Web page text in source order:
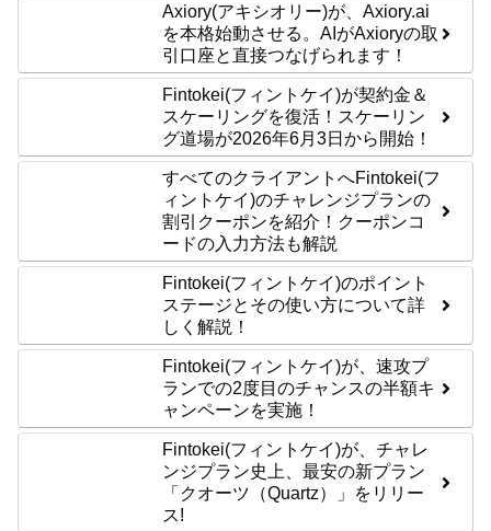
Axiory(アキシオリー)が、Axiory.ai
を本格始動させる。AIがAxioryの取
引口座と直接つなげられます！
Fintokei(フィントケイ)が契約金＆
スケーリングを復活！スケーリン
グ道場が2026年6月3日から開始！
すべてのクライアントへFintokei(フ
ィントケイ)のチャレンジプランの
割引クーポンを紹介！クーポンコ
ードの入力方法も解説
Fintokei(フィントケイ)のポイント
ステージとその使い方について詳
しく解説！
Fintokei(フィントケイ)が、速攻プ
ランでの2度目のチャンスの半額キ
ャンペーンを実施！
Fintokei(フィントケイ)が、チャレ
ンジプラン史上、最安の新プラン
「クオーツ（Quartz）」をリリー
ス!